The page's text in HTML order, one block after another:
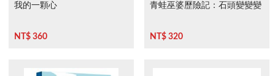
我的一顆心
NT$ 360
青蛙巫婆歷險記：石頭變變變
NT$ 320